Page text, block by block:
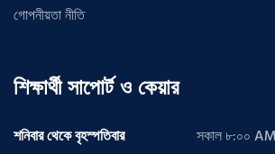
গোপনীয়তা নীতি
শিক্ষার্থী সাপোর্ট ও কেয়ার
শনিবার থেকে বৃহস্পতিবার সকাল ৮:০০